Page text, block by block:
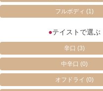
フルボディ(1)
●テイストで選ぶ
辛口(3)
中辛口(0)
オフドライ(0)